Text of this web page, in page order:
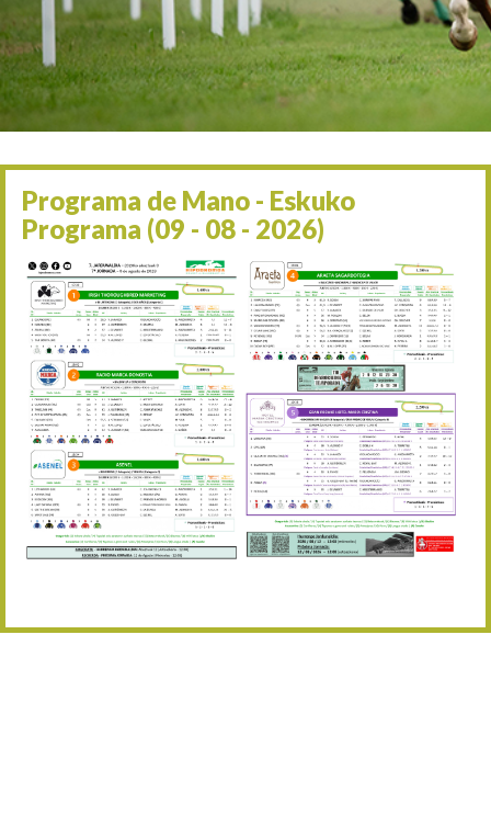
06/09 17:30 Irailaren 6a / 6 de
13/09 17:30 Irailaren 13a / 13 de
30/09 11:30 Irailaren 30a / 30 de
11/06 11:30
05/07 11:30 Uztailaren 5a / 5 de julio
12/07 11:30 Uztailaren 12a / 12 de
19/07 11:30 Uztailaren 19a / 19 de
25/07 11:30 Uztailaren 25a / 25 de
02/08 17:30 Abuztuaren 2a / 2 de
09/08 17:30 Abuztuaren 9a / 9 de
12/08 12:24 Abuztaren 12a / 12 de
15/08 17:05 Abuztuaren 15a / 15 de
30/08 17:30 Abuztuaren 30a / 30 de
Programa de Mano - Eskuko
Programa (09 - 08 - 2026)